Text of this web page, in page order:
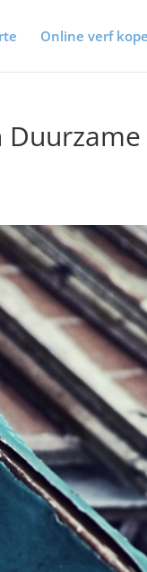
Online verf
Duurzame